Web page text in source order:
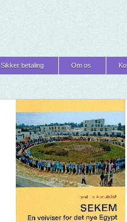
Sikker betaling Om os